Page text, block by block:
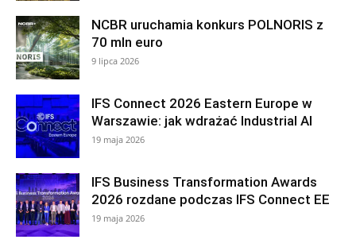
NCBR uruchamia konkurs POLNORIS z
70 mln euro
9 lipca 2026
IFS Connect 2026 Eastern Europe w
Warszawie: jak wdrażać Industrial AI
19 maja 2026
IFS Business Transformation Awards
2026 rozdane podczas IFS Connect EE
19 maja 2026